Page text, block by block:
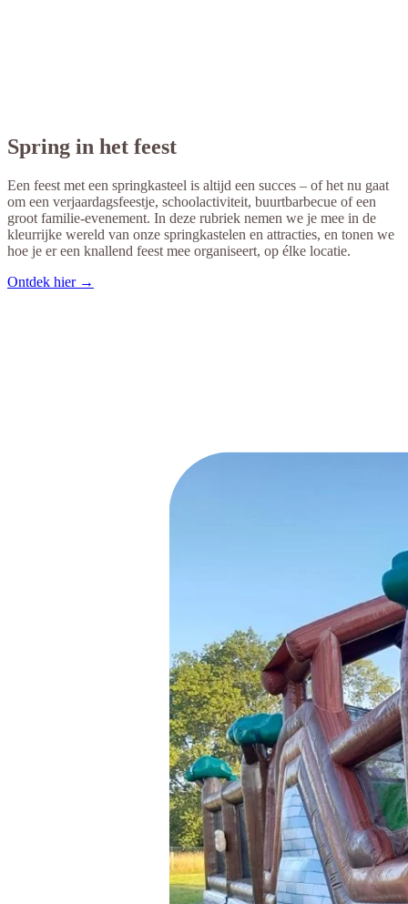
Spring in het feest
Een feest met een springkasteel is altijd een succes – of het nu gaat
om een verjaardagsfeestje, schoolactiviteit, buurtbarbecue of een
groot familie-evenement. In deze rubriek nemen we je mee in de
kleurrijke wereld van onze springkastelen en attracties, en tonen we
hoe je er een knallend feest mee organiseert, op élke locatie.
Ontdek hier →